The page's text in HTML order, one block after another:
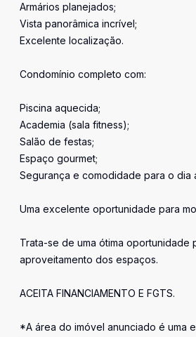
Armários planejados;
Vista panorâmica incrível;
Excelente localização.
Condomínio completo com:
Piscina aquecida;
Academia (sala fitness);
Salão de festas;
Espaço gourmet;
Segurança e comodidade para o dia
Uma excelente oportunidade para
Trata-se de uma ótima
aproveitamento dos espaços.
ACEITA FINANCIAMENTO E FGTS.
*A área do imóvel anunciado é uma